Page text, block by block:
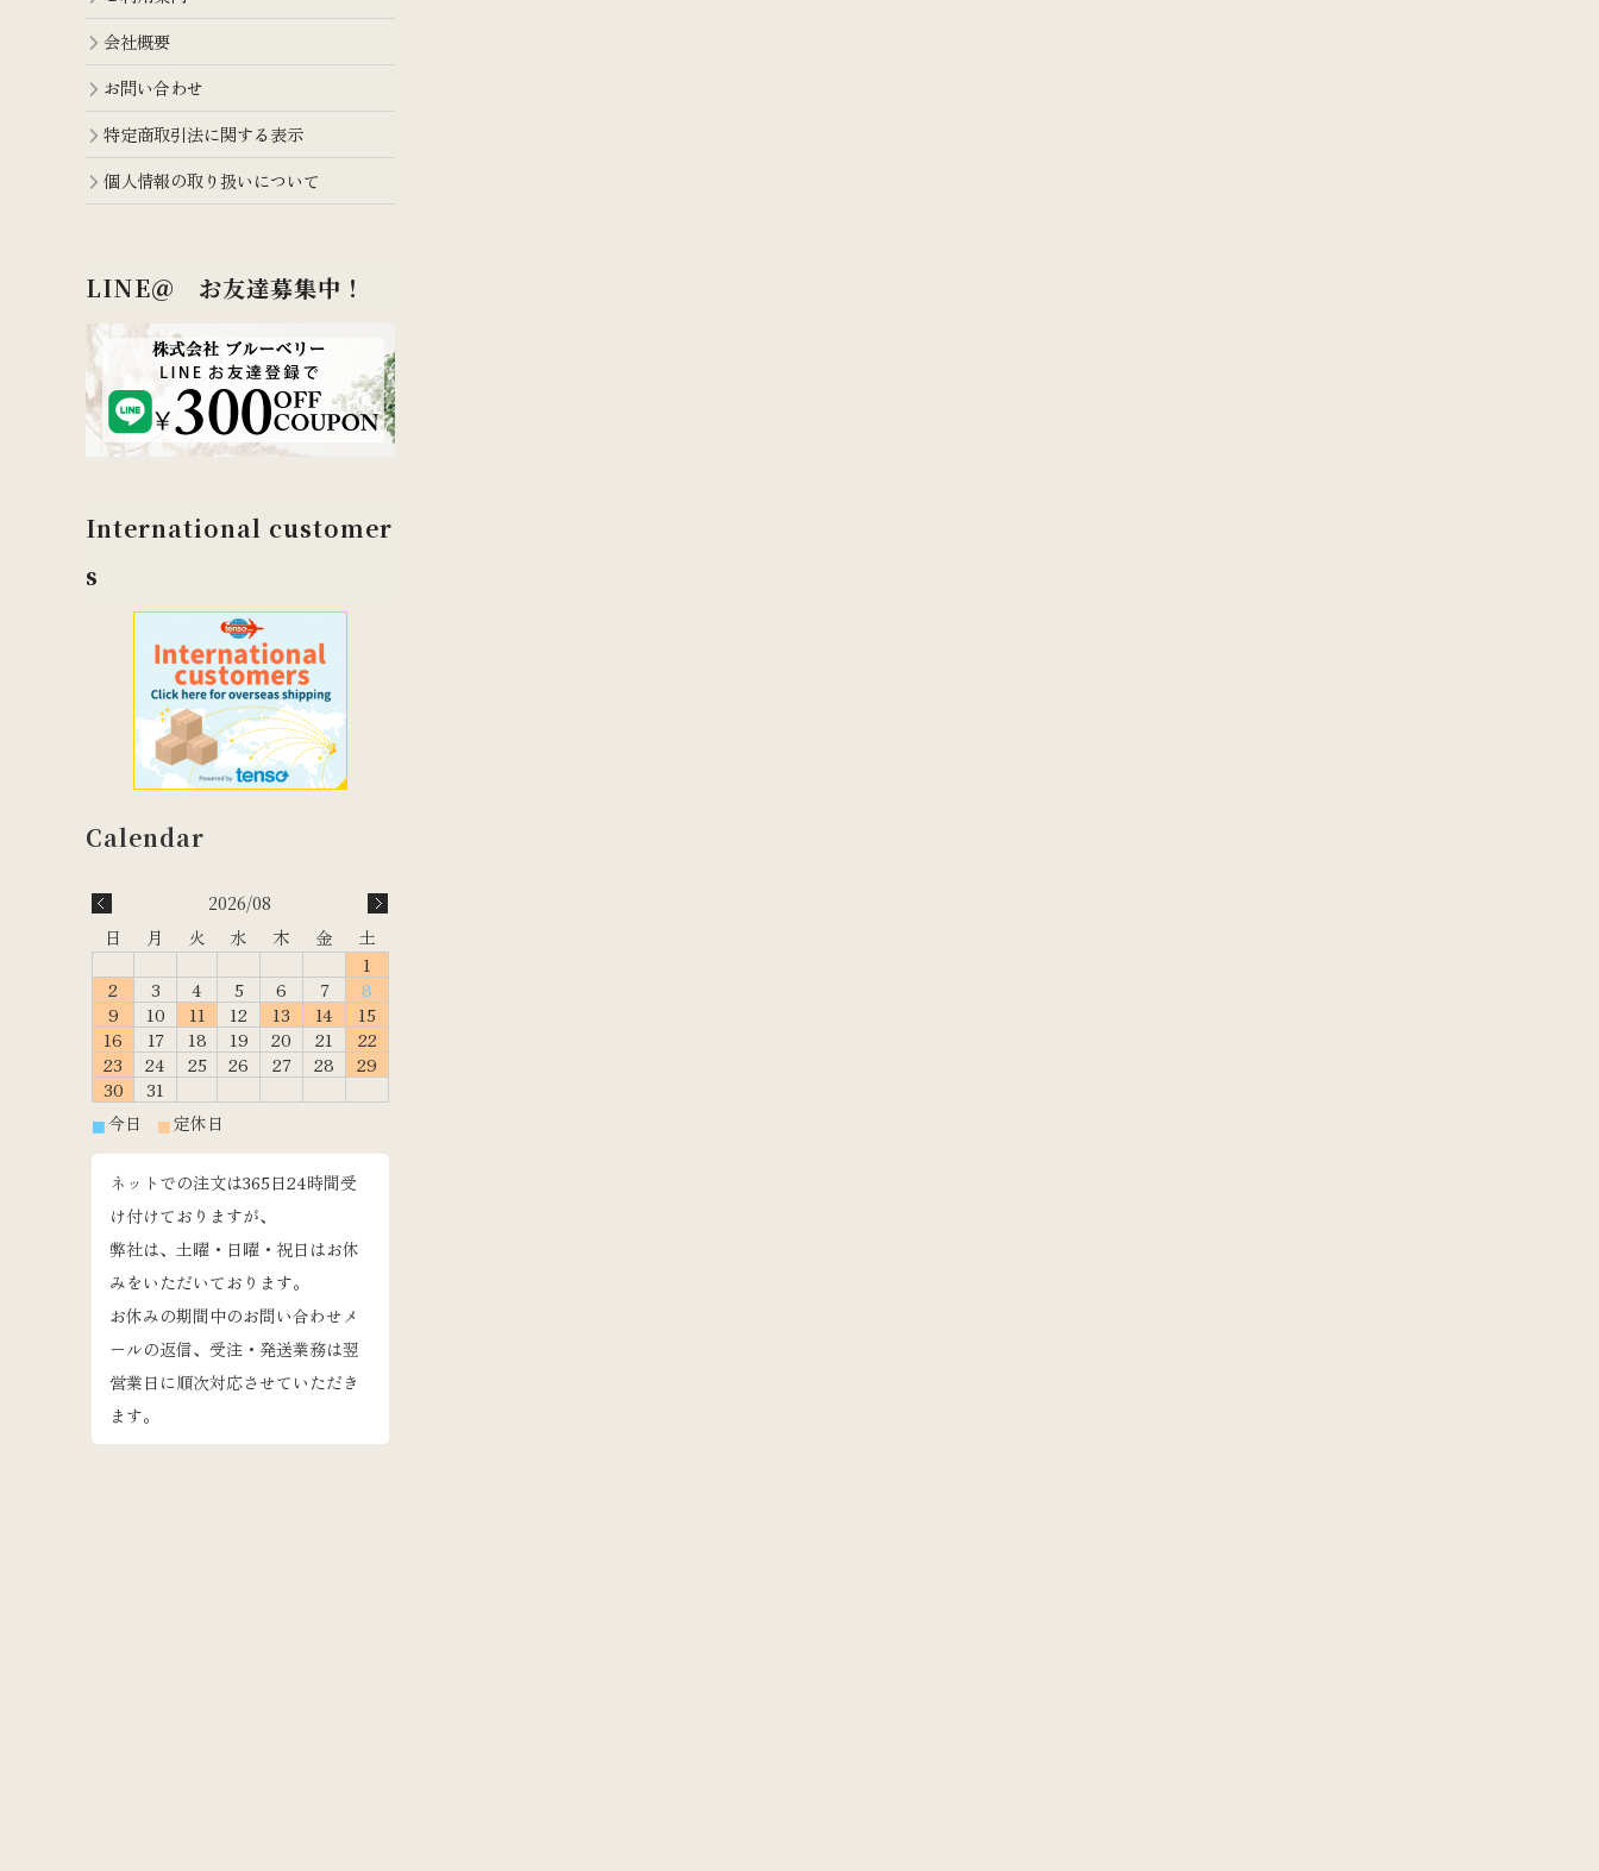
会社概要
お問い合わせ
特定商取引法に関する表示
個人情報の取り扱いについて
LINE＠ お友達募集中！
International customer
s
2026/08
日 月 火 水 木 金
土
1
2
3 4 5 6 7
8
9
10 11 12 13 14
15
16
17 18 19 20 21
22
23
24 25 26 27 28
29
30
31
■今日 ■定休日
ネットでの注文は365日24時間受
け付けておりますが、
弊社は、土曜・日曜・祝日はお休
みをいただいております。
お休みの期間中のお問い合わせメ
ールの返信、受注・発送業務は翌
営業日に順次対応させていただき
ます。